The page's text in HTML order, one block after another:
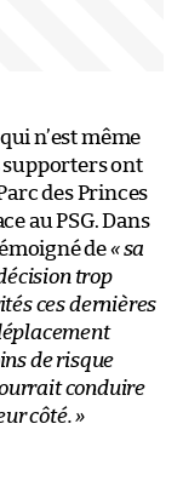
n’est même
supporters ont
des Princes
au PSG. Dans
de« sa
trop
ces dernières
de risque
conduire
côté. »